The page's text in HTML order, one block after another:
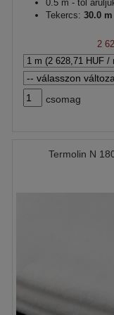
0.5 m - tól
Tekercs: 30.0 m
2
csomag
Termolin N